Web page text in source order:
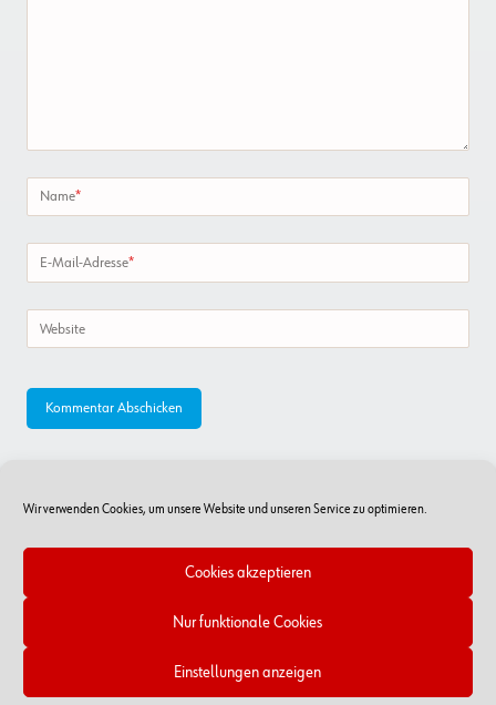
Wir verwenden Cookies, um unsere Website und unseren Service zu optimieren.
Cookies akzeptieren
Nur funktionale Cookies
Einstellungen anzeigen
Name*
E-Mail-Adresse*
Website